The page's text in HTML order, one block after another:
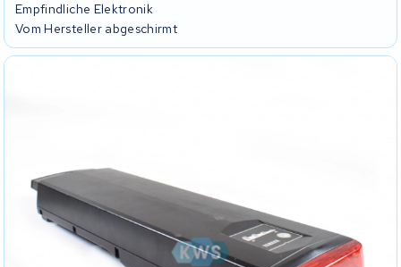
Empfindliche Elektronik
Vom Hersteller abgeschirmt